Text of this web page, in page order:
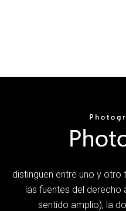
distinguen entre uno y otro
las fuentes del derecho
sentido amplio), la